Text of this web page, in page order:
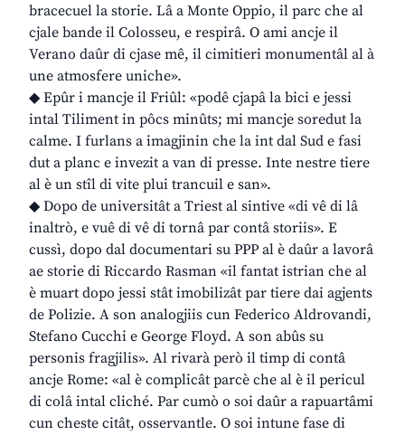
bracecuel la storie. Lâ a Monte Oppio, il parc che al
cjale bande il Colosseu, e respirâ. O ami ancje il
Verano daûr di cjase mê, il cimitieri monumentâl al à
une atmosfere uniche».
◆ Epûr i mancje il Friûl: «podê cjapâ la bici e jessi
intal Tiliment in pôcs minûts; mi mancje soredut la
calme. I furlans a imagjinin che la int dal Sud e fasi
dut a planc e invezit a van di presse. Inte nestre tiere
al è un stîl di vite plui trancuil e san».
◆ Dopo de universitât a Triest al sintive «di vê di lâ
inaltrò, e vuê di vê di tornâ par contâ storiis». E
cussì, dopo dal documentari su PPP al è daûr a lavorâ
ae storie di Riccardo Rasman «il fantat istrian che al
è muart dopo jessi stât imobilizât par tiere dai agjents
de Polizie. A son analogjiis cun Federico Aldrovandi,
Stefano Cucchi e George Floyd. A son abûs su
personis fragjilis». Al rivarà però il timp di contâ
ancje Rome: «al è complicât parcè che al è il pericul
di colâ intal cliché. Par cumò o soi daûr a rapuartâmi
cun cheste citât, osservantle. O soi intune fase di